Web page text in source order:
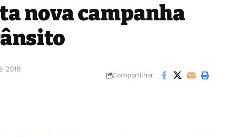
nova campanha
2018
Compartilhar